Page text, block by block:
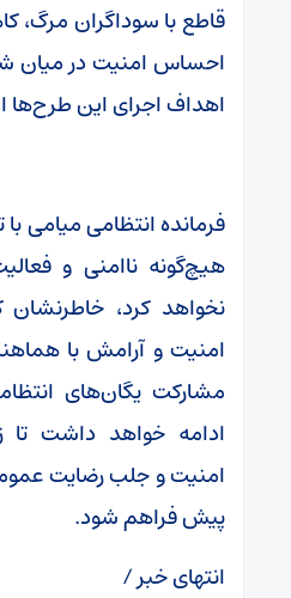
قاطع با سوداگران مرگ،
احساس امنیت در میان
اهداف اجرای این
فرمانده انتظامی میامی با
هیچ‌گونه ناامنی و
نخواهد کرد،
امنیت و آرامش با
مشارکت یگان‌های
ادامه خواهد داشت تا
امنیت و جلب رضایت
پیش فراهم شود.
انتهای خبر /